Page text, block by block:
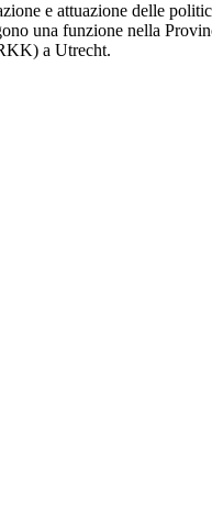
e attuazione delle
una funzione nella
a Utrecht.